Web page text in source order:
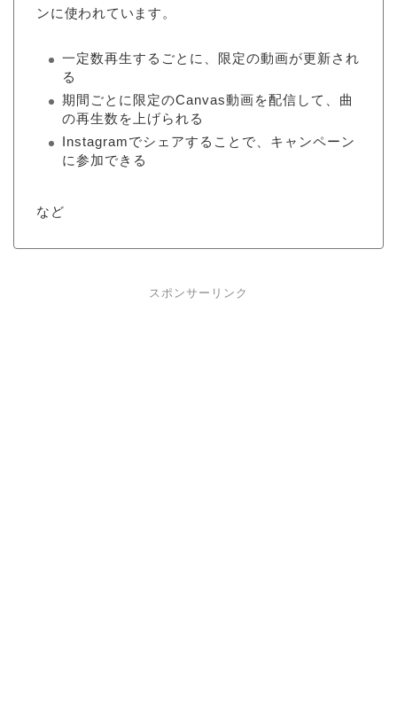
ンに使われています。
一定数再生するごとに、限定の動画が更新され
る
期間ごとに限定のCanvas動画を配信して、曲
の再生数を上げられる
Instagramでシェアすることで、キャンペーン
に参加できる
など
スポンサーリンク